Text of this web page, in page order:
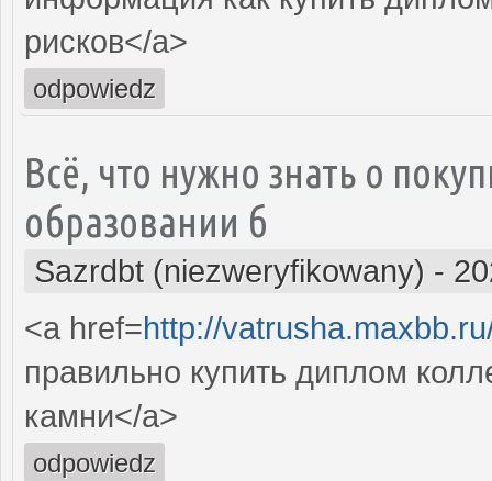
рисков</a>
odpowiedz
Всё, что нужно знать о
образовании б
Sazrdbt (niezweryfikowany) -
<a href=http://
правильно купить диплом
камни</a>
odpowiedz